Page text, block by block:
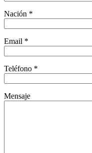
Nación *
Email *
Teléfono *
Mensaje